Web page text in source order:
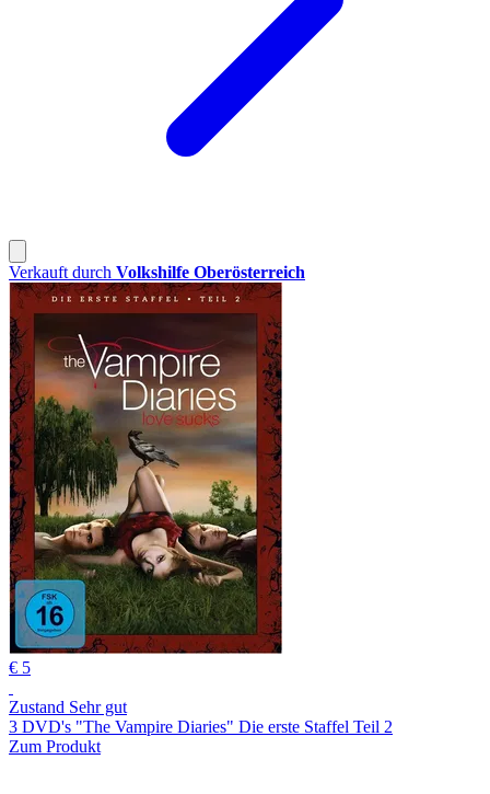
Verkauft durch Volkshilfe Oberösterreich
€ 5
Zustand Sehr gut
3 DVD's "The Vampire Diaries" Die erste Staffel Teil 2
Zum Produkt